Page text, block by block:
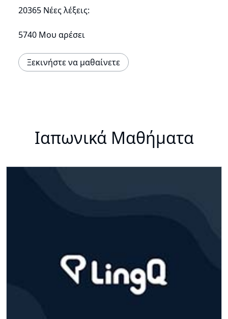
20365 Νέες λέξεις:
5740 Μου αρέσει
Ξεκινήστε να μαθαίνετε
Ιαπωνικά Μαθήματα